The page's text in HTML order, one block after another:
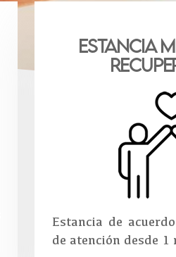
Estancia
Estancia de
de atención desde 1